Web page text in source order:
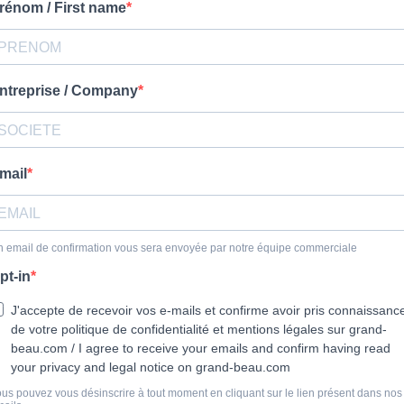
/ First name
/ Company
email de confirmation vous sera envoyée par notre équipe commerciale
in
J'accepte de recevoir vos e-mails et confirme avoir pris
de votre politique de confidentialité et mentions légales sur grand-
beau.com / I agree to receive your emails and confirm having read
your privacy and legal notice on grand-beau.com
pouvez vous désinscrire à tout moment en cliquant sur le lien présent dans nos